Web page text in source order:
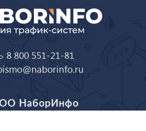
8 800 551-21-81
НаборИнфо